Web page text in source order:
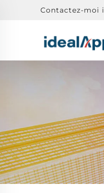
Contactez-moi